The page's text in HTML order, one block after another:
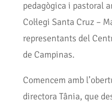
pedagògica i pastoral
Col·legi Santa Cruz –
representants del
de Campinas.
Comencem amb
directora Tânia, que